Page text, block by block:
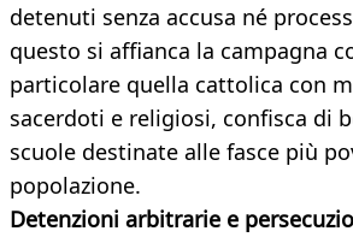
detenuti senza accusa né
questo si affianca la campagna
particolare quella cattolica con
sacerdoti e religiosi, confisca di
scuole destinate alle fasce più
popolazione.
Detenzioni arbitrarie e